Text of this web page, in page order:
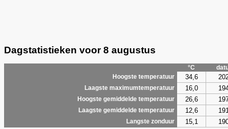
Dagstatistieken voor 8 augustus
°C
Hoogste temperatuur
34,6
Laagste maximumtemperatuur 16,0
Hoogste gemiddelde temperatuur 26,6
Laagste gemiddelde temperatuur 12,6
Langste zonduur 15,1